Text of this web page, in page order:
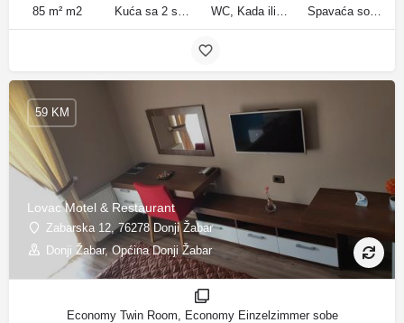
85 m² m2
Lovac Motel & Restaurant
Zabarska 12, 76278 Donji Žabar
Donji Žabar, Općina Donji Žabar
59 KM
Economy Twin Room, Economy Einzelzimmer sobe